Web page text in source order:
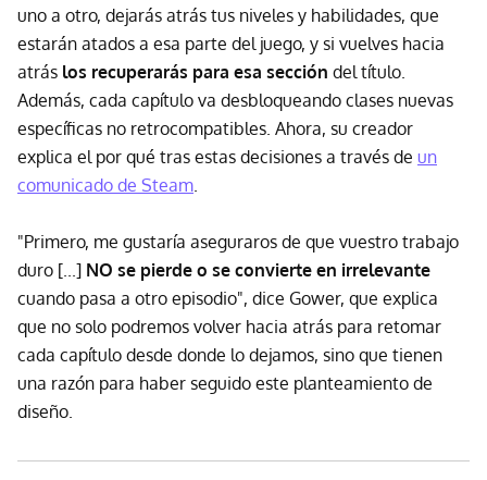
uno a otro, dejarás atrás tus niveles y habilidades, que
estarán atados a esa parte del juego, y si vuelves hacia
atrás los recuperarás para esa sección del título.
Además, cada capítulo va desbloqueando clases nuevas
específicas no retrocompatibles. Ahora, su creador
explica el por qué tras estas decisiones a través de un
comunicado de Steam.
"Primero, me gustaría aseguraros de que vuestro trabajo
duro [...] NO se pierde o se convierte en irrelevante
cuando pasa a otro episodio", dice Gower, que explica
que no solo podremos volver hacia atrás para retomar
cada capítulo desde donde lo dejamos, sino que tienen
una razón para haber seguido este planteamiento de
diseño.